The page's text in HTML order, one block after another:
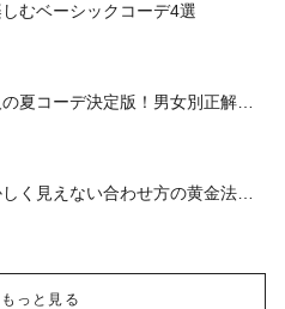
むベーシックコーデ4選
夏コーデ決定版！男女別正解ス
く見えない合わせ方の黄金法則
っと見る